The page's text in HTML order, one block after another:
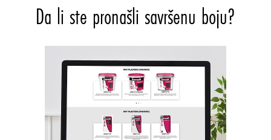
Da li ste pronašli savršenu boju?